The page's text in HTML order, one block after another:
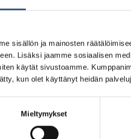
sisällön ja mainosten
Lisäksi jaamme sosiaalisen
käytät sivustoamme.
kun olet käyttänyt heidän
Mieltymykset